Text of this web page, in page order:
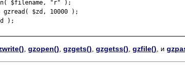
$filename, "r" );
gzread( $zd, 10000 );
);
gzopen() gzgets() gzgetss() gzfile() , и